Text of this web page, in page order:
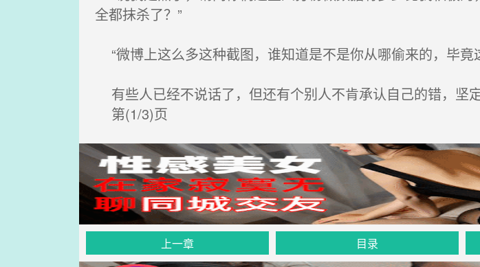
全都抹杀了？”
“微博上这么多这种截图，谁知道是不是你从哪偷来的，毕竟
有些人已经不说话了，但还有个别人不肯承认自己的错，坚定
第(1/3)页
上一章 目录